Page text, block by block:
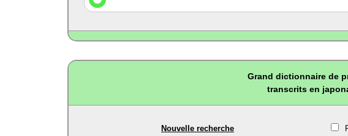
Grand dictionnaire de
transcrits en
Nouvelle recherche